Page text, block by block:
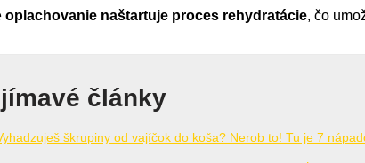
oplachovanie naštartuje proces rehydratácie, čo
články
škrupiny od vajíčok do koša? Nerob to! Tu je 7